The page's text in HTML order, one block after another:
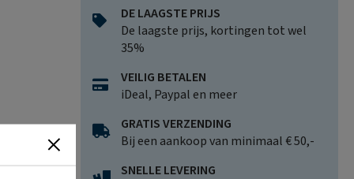
DE LAAGSTE PRIJS
De laagste prijs, kortingen tot wel
35%
VEILIG BETALEN
iDeal, Paypal en meer
GRATIS VERZENDING
Bij een aankoop van minimaal € 50,-
SNELLE LEVERING